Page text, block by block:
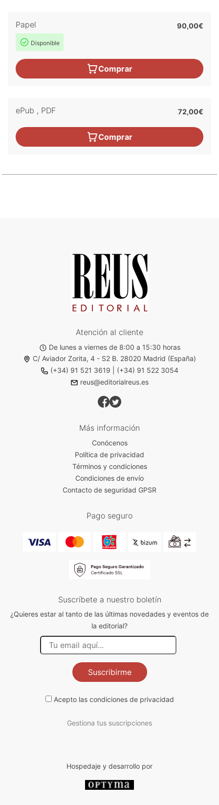
Papel
Disponible
90,00€
Comprar
ePub , PDF 72,00€
Comprar
Atención al cliente
De lunes a viernes de 8:00 a 15:30 horas
C/ Aviador Zorita, 4 - S2 B. 28020 Madrid (España)
(+34) 91 521 3619
(+34) 91 522 3054
reus@editorialreus.es
Más información
Conócenos
Política de privacidad
Términos y condiciones
Condiciones de envío
Contacto de seguridad GPSR
Pago seguro
Suscríbete a nuestro boletín
¿Quieres estar al tanto de las últimas novedades y eventos de
la editorial?
Suscribirme
Acepto las condiciones de privacidad
Gestiona tus suscripciones
Hospedaje y desarrollo por